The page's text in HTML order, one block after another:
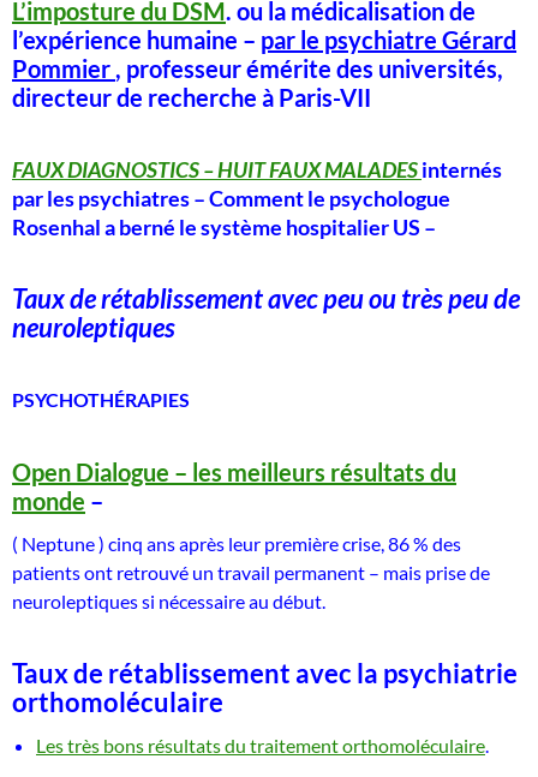
L’imposture du DSM. ou la médicalisation de
l’expérience humaine – par le psychiatre Gérard
Pommier, professeur émérite des universités,
directeur de recherche à Paris-VII
FAUX DIAGNOSTICS – HUIT FAUX MALADESinternés
par les psychiatres – Comment le psychologue
Rosenhal a berné le système hospitalier US –
Taux de rétablissement avec peu ou très peu de
neuroleptiques
PSYCHOTHÉRAPIES
Open Dialogue – les meilleurs résultats du
monde –
( Neptune ) cinq ans après leur première crise, 86 % des
patients ont retrouvé un travail permanent – mais prise de
neuroleptiques si nécessaire au début.
Taux de rétablissement avec la psychiatrie
orthomoléculaire
Les très bons résultats du traitement orthomoléculaire.